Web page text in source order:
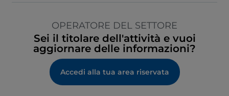
OPERATORE DEL SETTORE
Sei il titolare dell'attività e vuoi
aggiornare delle informazioni?
Accedi alla tua area riservata